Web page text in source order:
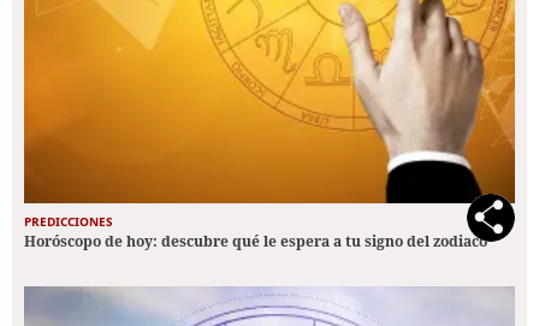
PREDICCIONES
Horóscopo de hoy: descubre qué le espera a tu signo del zodiaco